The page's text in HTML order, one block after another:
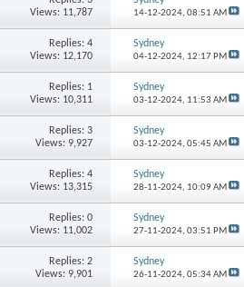
Views: 11,787
14-12-2024, 08:51 AM
Replies: 4
Views: 12,170
Sydney
04-12-2024, 12:17 PM
Replies: 1
Views: 10,311
Sydney
03-12-2024, 11:53 AM
Replies: 3
Views: 9,927
Sydney
03-12-2024, 05:45 AM
Replies: 4
Views: 13,315
Sydney
28-11-2024, 10:09 AM
Replies: 0
Views: 11,002
Sydney
27-11-2024, 03:51 PM
Replies: 2
Views: 9,901
Sydney
26-11-2024, 05:34 AM